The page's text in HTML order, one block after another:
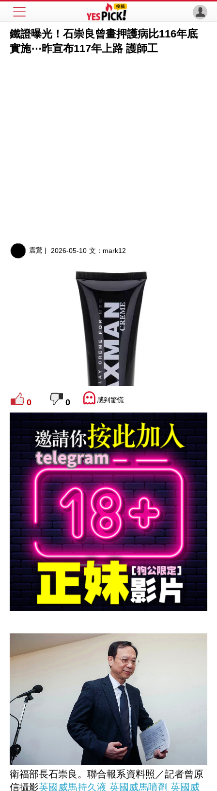
鐵證曝光！石崇良曾畫押護病比116年底
實施⋯昨宣布117年上路 護師工
震驚 | 2026-05-10 文： mark12
0 0 感到驚慌
衛福部長石崇良。聯合報系資料照／記者曾原
信攝影英國威馬持久液 英國威馬噴劑 英國威